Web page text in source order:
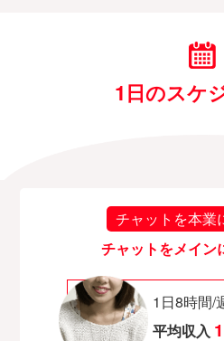
1日のスケ
チャットを本業
チャットをメイン
1日8時間/
平均収入